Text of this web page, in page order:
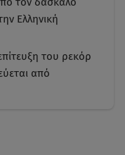
Ελληνική
του ρεκόρ
από